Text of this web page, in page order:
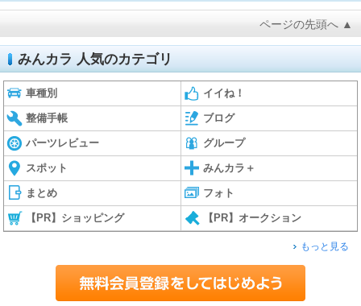
ページの先頭へ ▲
みんカラ 人気のカテゴリ
車種別 イイね！
整備手帳 ブログ
パーツレビュー グループ
スポット みんカラ＋
まとめ フォト
【PR】ショッピング 【PR】オークション
もっと見る